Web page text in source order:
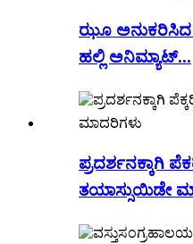
ಝೂ ಅನುಕರಿಸಿದ
ಹಲ್ಲಿ ಅನಿಮ್ಯಾಟ್...
ಪ್ರದರ್ಶನಕ್ಕಾಗಿ
ತಯಾಸ್ಸುಯಿಡೇ